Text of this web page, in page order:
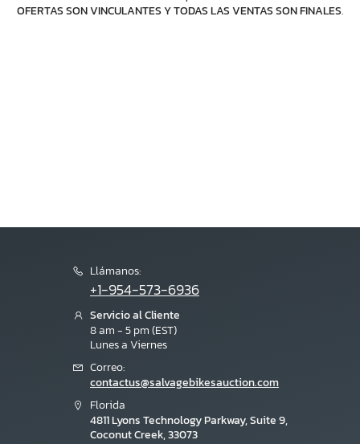
OFERTAS SON VINCULANTES Y TODAS LAS VENTAS SON FINALES.
Llámanos:
+1-954-573-6936
Servicio al Cliente
8 am - 5 pm (EST)
Lunes a Viernes
Correo:
contactus@salvagebikesauction.com
Florida
4811 Lyons Technology Parkway, Suite 9,
Coconut Creek, 33073